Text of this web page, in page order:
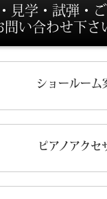
見学・試弾・
い合わせ下さ
ショールーム
ピアノアクセ